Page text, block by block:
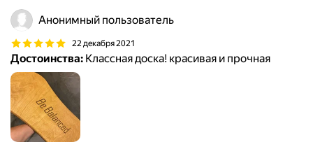
Анонимный пользователь
22 декабря 2021
Достоинства: Классная доска! красивая и прочная